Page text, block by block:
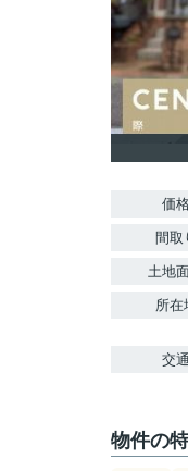
価
間取
土地
所在
交通
物件の